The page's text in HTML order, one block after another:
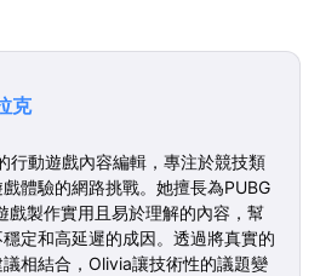
克
行動遊戲內容編輯，專注於競技類
體驗的網路挑戰。她擅長為PUBG
製作實用且易於理解的內容，幫
定和高延遲的成因。透過將真實的
相結合，Olivia讓技術性的議題變